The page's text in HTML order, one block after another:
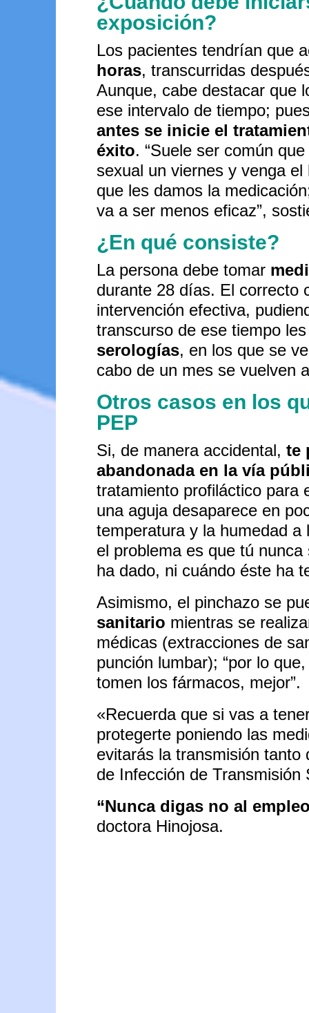
exposición?
Los pacientes tendrían que
horas, transcurridas
Aunque, cabe destacar que
ese intervalo de tiempo;
antes se inicie el
éxito. “Suele ser común
sexual un viernes y venga
que les damos la
va a ser menos eficaz”,
¿En qué consiste?
La persona debe tomar
durante 28 días. El correcto
intervención efectiva,
transcurso de ese tiempo
serologías, en los que se
cabo de un mes se vuelven
Otros casos en los
PEP
Si, de manera accidental, te
abandonada en la vía
tratamiento profiláctico para
una aguja desaparece en
temperatura y la humedad
el problema es que tú
ha dado, ni cuándo éste ha
Asimismo, el pinchazo se
sanitario mientras se
médicas (extracciones de
punción lumbar); “por lo
tomen los fármacos, mejor”.
«Recuerda que si vas a
protegerte poniendo las
evitarás la transmisión
de Infección de Transmisión
“Nunca digas no al
doctora Hinojosa.